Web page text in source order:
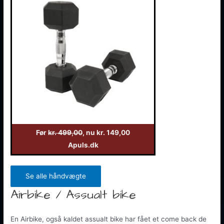
Førkr. 499,00, nu kr. 149,00
Apuls.dk
Se alle håndvægte
Airbike / Assualt bike
En Airbike, også kaldet assualt bike har fået et come back de